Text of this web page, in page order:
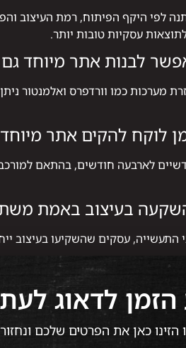
עסקיות טובות יותר.
לבנות אתר מיוחד גם
מערכות כמו וורדפרס ואלמנטור
לוקח להקים אתר
לארבעה חודשים, בהתאם
בעיצוב באמת
עסקים שהשקיעו בעיצוב ייחודי רשמו עלייה של עד
הזמן לדאוג
הזינו כאן את הפרטים שלכם